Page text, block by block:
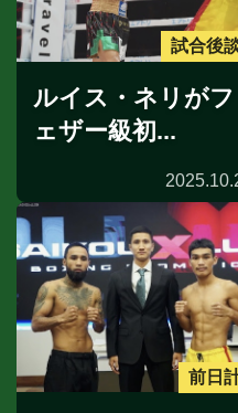
試合後
ルイス・ネリがフ
ェザー級初...
前日